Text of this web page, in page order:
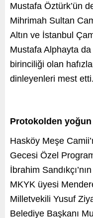
Mustafa Öztürk’ün
Mihrimah Sultan
Altın ve İstanbul
Mustafa Alphayta da
birinciliği olan
dinleyenleri mest etti.
Protokolden
Hasköy Meşe
Gecesi Özel
İbrahim
MKYK üyesi
Milletvekili Yusuf
Belediye Başkanı